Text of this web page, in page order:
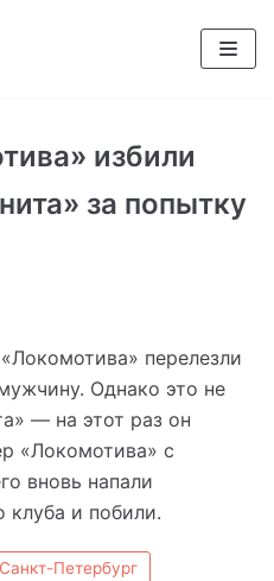
избили
за попытку
перелезли
Однако это не
— на этот раз он
«Локомотива» с
вновь напали
клуба и побили.
Санкт-Петербург